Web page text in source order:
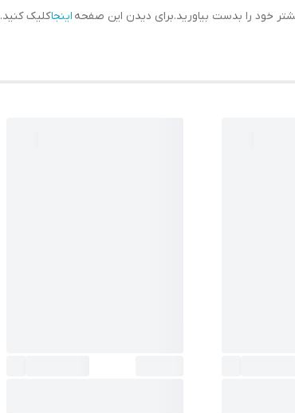
خود را بدست بیاورید.برای دیدن این صفحه اینجاکلیک کنید.